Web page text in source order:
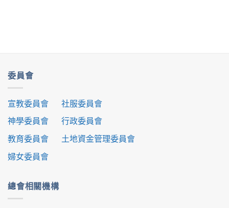
委員會
宣教委員會
神學委員會
教育委員會
婦女委員會
社服委員會
行政委員會
土地資金管理委員會
總會相關機構